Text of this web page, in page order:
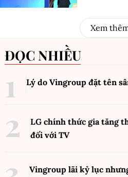
Xem
ĐỌC NHIỀU
Lý do Vingroup đặt tên
LG chính thức gia tăng
đối với TV
Vingroup lãi kỷ lục